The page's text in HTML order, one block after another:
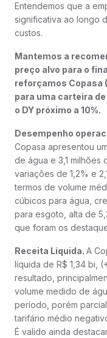
Entendemos que a
significativa ao longo
custos.
Mantemos a
preço alvo para o
reforçamos Copasa
para uma carteira
o DY próximo a 10%.
Desempenho
Copasa apresentou
de água e 3,1
variações de 1,2% e
termos de volume
cúbicos para água,
para esgoto, alta de
que foram os
Receita Líquida. A
líquida de R$ 1,34 bi,
resultado,
volume medido de
período, porém
tarifário médio
É valido ainda